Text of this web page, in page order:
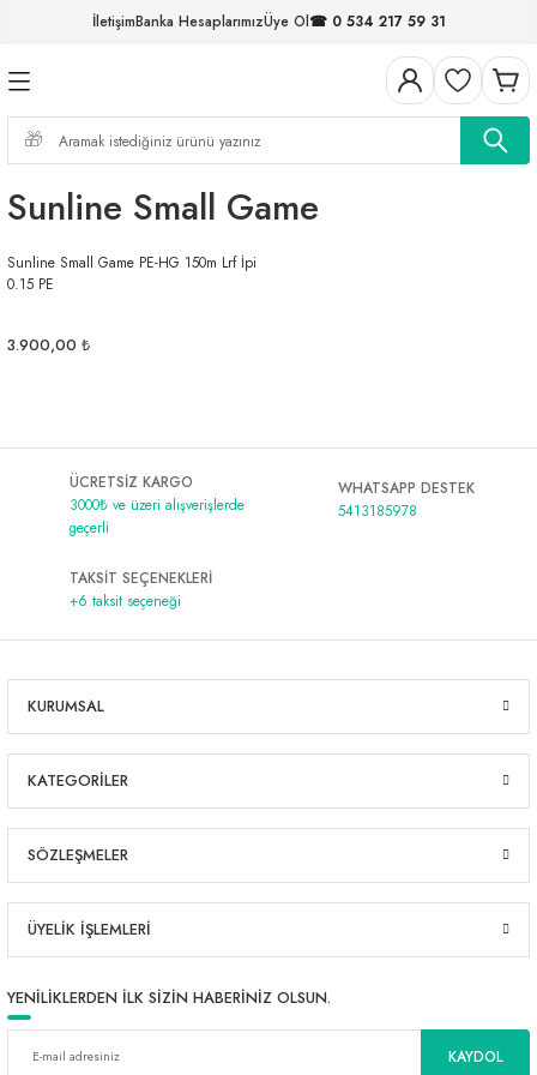
İletişimBanka HesaplarımızÜye Ol☎ 0 534 217 59 31
Geri Dön
Geri Dön
Geri Dön
Geri Dön
FIRDÖNDÜLER
Geri Dön
Geri Dön
Geri Dön
Geri Dön
Sunline Small Game
Sunline Small Game PE-HG 150m Lrf İpi
0.15 PE
3.900,00 ₺
ÜCRETSİZ KARGO
3000₺ ve üzeri alışverişlerde
geçerli
WHATSAPP DESTEK
5413185978
TAKSİT SEÇENEKLERİ
+6 taksit seçeneği
KURUMSAL
KATEGORİLER
SÖZLEŞMELER
ÜYELİK İŞLEMLERİ
YENİLİKLERDEN İLK SİZİN HABERİNİZ OLSUN.
KAYDOL